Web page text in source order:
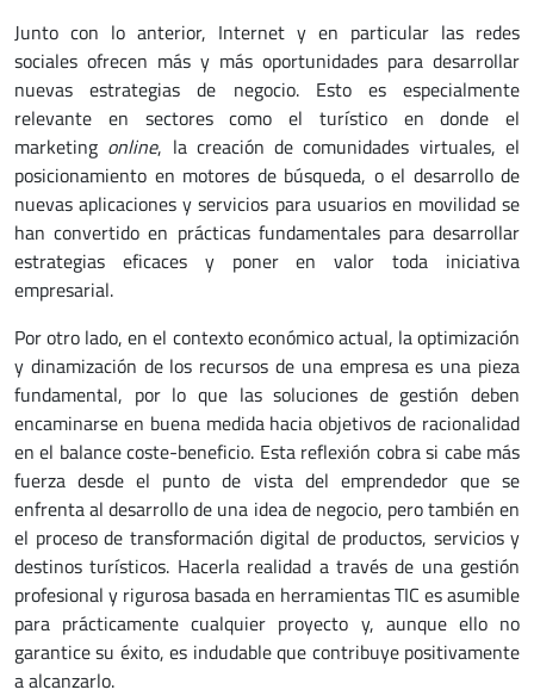
Junto con lo anterior, Internet y en particular las redes
sociales ofrecen más y más oportunidades para desarrollar
nuevas estrategias de negocio. Esto es especialmente
relevante en sectores como el turístico en donde el
marketing online, la creación de comunidades virtuales, el
posicionamiento en motores de búsqueda, o el desarrollo de
nuevas aplicaciones y servicios para usuarios en movilidad se
han convertido en prácticas fundamentales para desarrollar
estrategias eficaces y poner en valor toda iniciativa
empresarial.
Por otro lado, en el contexto económico actual, la optimización
y dinamización de los recursos de una empresa es una pieza
fundamental, por lo que las soluciones de gestión deben
encaminarse en buena medida hacia objetivos de racionalidad
en el balance coste-beneficio. Esta reflexión cobra si cabe más
fuerza desde el punto de vista del emprendedor que se
enfrenta al desarrollo de una idea de negocio, pero también en
el proceso de transformación digital de productos, servicios y
destinos turísticos. Hacerla realidad a través de una gestión
profesional y rigurosa basada en herramientas TIC es asumible
para prácticamente cualquier proyecto y, aunque ello no
garantice su éxito, es indudable que contribuye positivamente
a alcanzarlo.